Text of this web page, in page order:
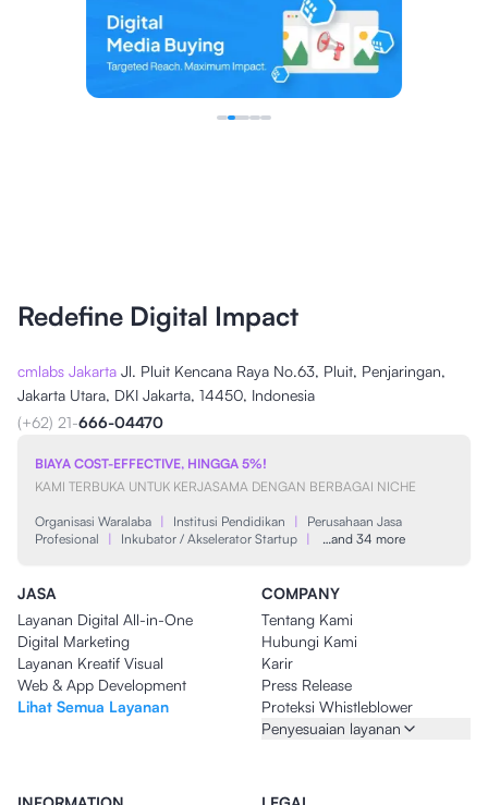
Redefine Digital Impact
cmlabs Jakarta Jl. Pluit Kencana Raya No.63, Pluit, Penjaringan,
Jakarta Utara, DKI Jakarta, 14450, Indonesia
(+62) 21-666-04470
BIAYA COST-EFFECTIVE, HINGGA 5%!
KAMI TERBUKA UNTUK KERJASAMA DENGAN BERBAGAI NICHE
Organisasi Waralaba | Institusi Pendidikan |
Perusahaan Jasa
Profesional
| Inkubator / Akselerator Startup | …and 34 more
JASA
Layanan Digital All-in-One
Digital Marketing
Layanan Kreatif Visual
Web & App Development
Lihat Semua Layanan
COMPANY
Tentang Kami
Hubungi Kami
Karir
Press Release
Proteksi Whistleblower
Penyesuaian layanan